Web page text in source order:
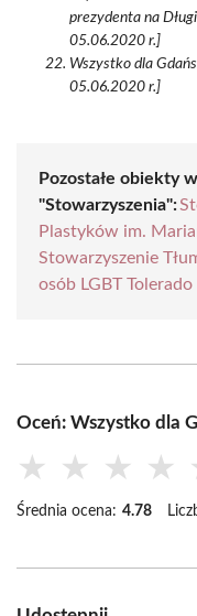
prezydenta na
05.06.2020 r.]
Wszystko dla
05.06.2020 r.]
Pozostałe obiekty
"Stowarzyszenia":
Plastyków im.
Stowarzyszenie
osób LGBT Tolerado
Oceń: Wszystko dla
★ ★ ★ ★
Średnia ocena: 4.78